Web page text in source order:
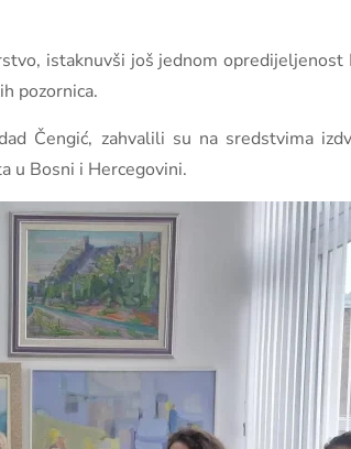
istaknuvši još jednom
pozornica.
Čengić, zahvalili su na sredstvima
u Bosni i Hercegovini.